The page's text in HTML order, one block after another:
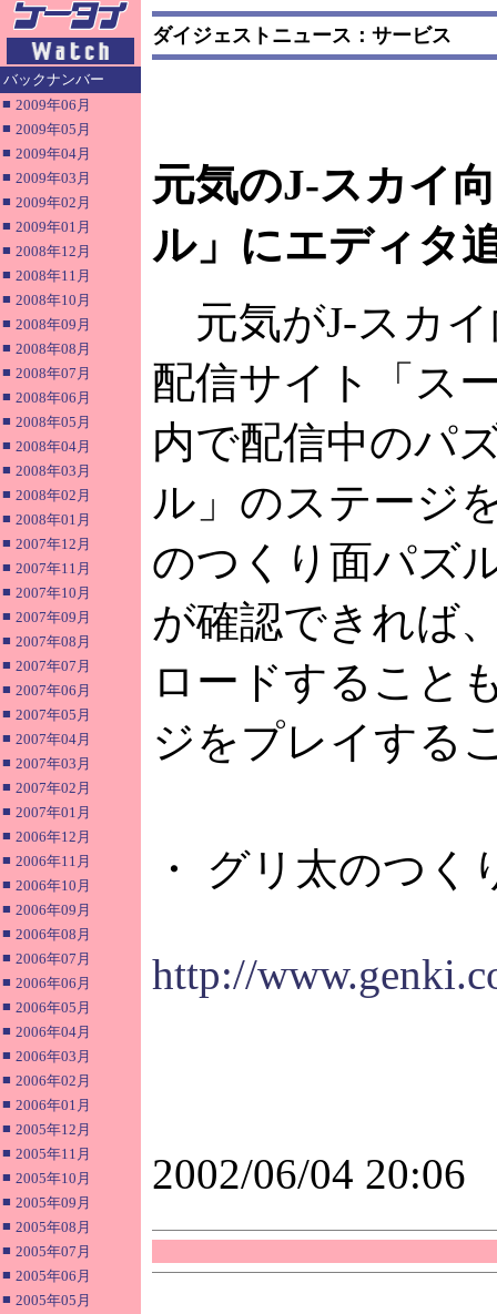
バックナンバー
■ 2009年06月
■ 2009年05月
■ 2009年04月
■ 2009年03月
■ 2009年02月
■ 2009年01月
■ 2008年12月
■ 2008年11月
■ 2008年10月
■ 2008年09月
■ 2008年08月
■ 2008年07月
■ 2008年06月
■ 2008年05月
■ 2008年04月
■ 2008年03月
■ 2008年02月
■ 2008年01月
■ 2007年12月
■ 2007年11月
■ 2007年10月
■ 2007年09月
■ 2007年08月
■ 2007年07月
■ 2007年06月
■ 2007年05月
■ 2007年04月
■ 2007年03月
■ 2007年02月
■ 2007年01月
■ 2006年12月
■ 2006年11月
■ 2006年10月
■ 2006年09月
■ 2006年08月
■ 2006年07月
■ 2006年06月
■ 2006年05月
■ 2006年04月
■ 2006年03月
■ 2006年02月
■ 2006年01月
■ 2005年12月
■ 2005年11月
■ 2005年10月
■ 2005年09月
■ 2005年08月
■ 2005年07月
■ 2005年06月
■ 2005年05月
ダイジェストニュース：サービス
元気のJ-スカイ
ル」にエディタ
元気がJ-スカイ
配信サイト「ス
内で配信中のパ
ル」のステージ
のつくり面パズ
が確認できれば
ロードすること
ジをプレイする
・ グリ太のつ
http://
2002/06/04 20:06